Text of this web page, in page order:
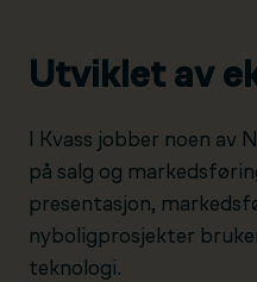
Utviklet av
I Kvass jobber noen
på salg og
presentasjon,
nyboligprosjekter
teknologi.